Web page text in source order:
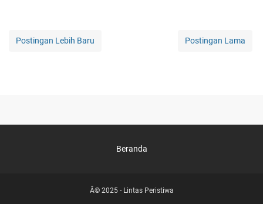
Postingan Lebih Baru Postingan Lama
Beranda
Â© 2025 - Lintas Peristiwa